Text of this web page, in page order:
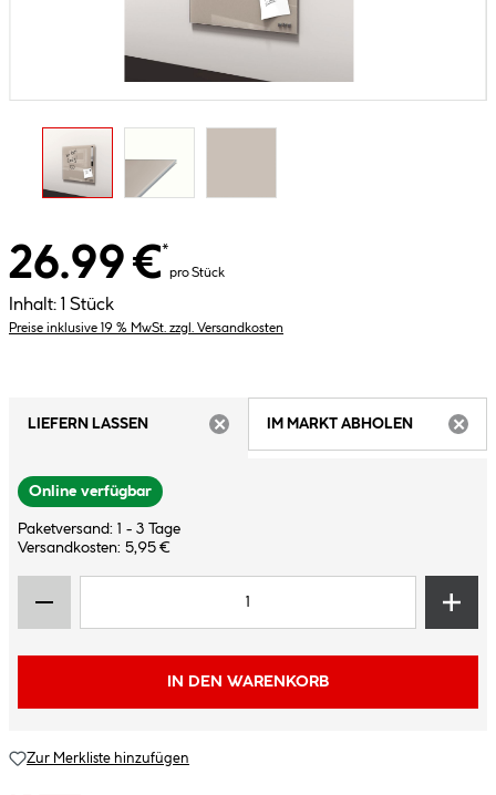
26.99 €*
pro Stück
Inhalt: 1 Stück
Preise inklusive 19 % MwSt. zzgl. Versandkosten
LIEFERN LASSEN
IM MARKT ABHOLEN
Online verfügbar
Paketversand: 1 - 3 Tage
Versandkosten: 5,95 €
IN DEN WARENKORB
Zur Merkliste hinzufügen